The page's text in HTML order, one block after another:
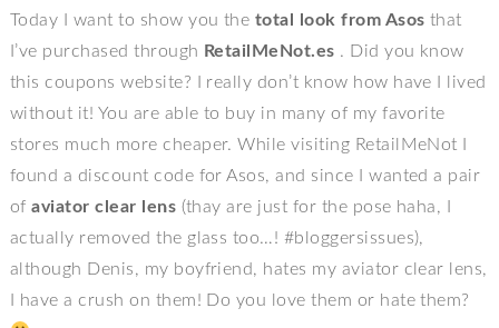
Today I want to show you the total look from Asos that
I’ve purchased through RetailMeNot.es . Did you know
this coupons website? I really don’t know how have I lived
without it! You are able to buy in many of my favorite
stores much more cheaper. While visiting RetailMeNot I
found a discount code for Asos, and since I wanted a pair
ofaviator clear lens (thay are just for the pose haha, I
actually removed the glass too…! #bloggersissues),
although Denis, my boyfriend, hates my aviator clear lens,
I have a crush on them! Do you love them or hate them?